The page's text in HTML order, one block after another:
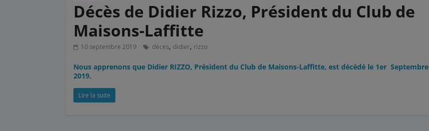
Décès de Didier Rizzo, Président du Club de
Maisons-Laffitte
10 septembre 2019 déces, didier, rizzo
Nous apprenons que Didier RIZZO, Président du Club de Maisons-Laffitte, est décédé le 1er Septembre
2019.
Lire la suite